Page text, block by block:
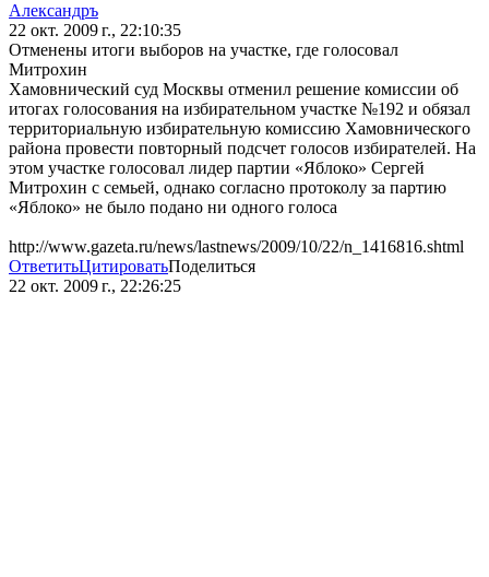
Александръ
22 окт. 2009 г., 22:10:35
Отменены итоги выборов на участке, где голосовал
Митрохин
Хамовнический суд Москвы отменил решение комиссии об
итогах голосования на избирательном участке №192 и обязал
территориальную избирательную комиссию Хамовнического
района провести повторный подсчет голосов избирателей. На
этом участке голосовал лидер партии «Яблоко» Сергей
Митрохин с семьей, однако согласно протоколу за партию
«Яблоко» не было подано ни одного голоса
http://www.gazeta.ru/news/lastnews/2009/10/22/n_1416816.shtml
ОтветитьЦитироватьПоделиться
22 окт. 2009 г., 22:26:25